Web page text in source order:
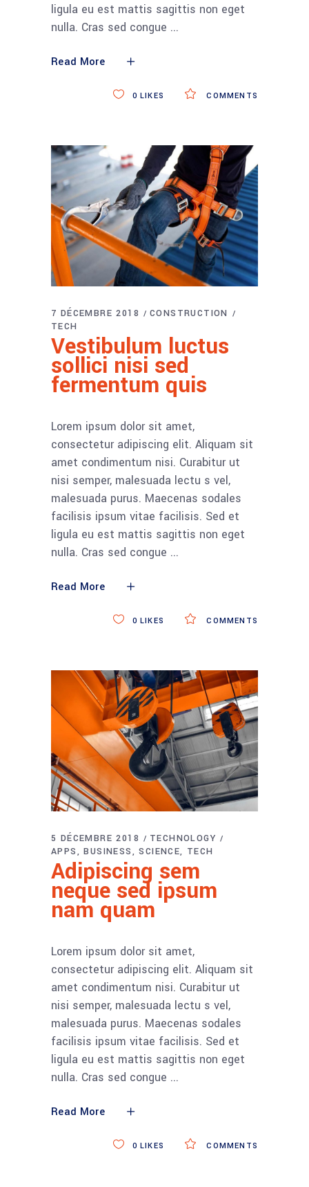
ligula eu est mattis sagittis non eget
nulla. Cras sed congue
Read More
COMMENTS
0 LIKES
7 DÉCEMBRE 2018
CONSTRUCTION
TECH
Vestibulum luctus
sollici nisi sed
fermentum quis
Lorem ipsum dolor sit amet,
consectetur adipiscing elit. Aliquam sit
amet condimentum nisi. Curabitur ut
nisi semper, malesuada lectu s vel,
malesuada purus. Maecenas sodales
facilisis ipsum vitae facilisis. Sed et
ligula eu est mattis sagittis non eget
nulla. Cras sed congue
Read More
COMMENTS
0 LIKES
5 DÉCEMBRE 2018
TECHNOLOGY
APPS
BUSINESS SCIENCE TECH
Adipiscing sem
neque sed ipsum
nam quam
Lorem ipsum dolor sit amet,
consectetur adipiscing elit. Aliquam sit
amet condimentum nisi. Curabitur ut
nisi semper, malesuada lectu s vel,
malesuada purus. Maecenas sodales
facilisis ipsum vitae facilisis. Sed et
ligula eu est mattis sagittis non eget
nulla. Cras sed congue
Read More
COMMENTS
0 LIKES